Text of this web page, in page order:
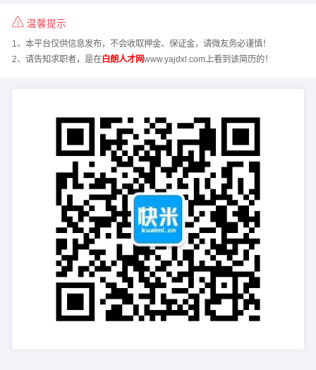
温馨提示
1、本平台仅供信息发布，不会收取押金、保证金，请微友务必谨慎！
2、请告知求职者，是在白朗人才网www.yajdxl.com上看到该简历的！